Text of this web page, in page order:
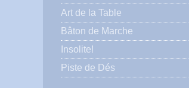
Art de la Table
Bâton de Marche
Insolite!
Piste de Dés